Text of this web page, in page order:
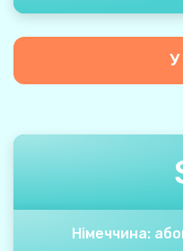
У
Німеччина: